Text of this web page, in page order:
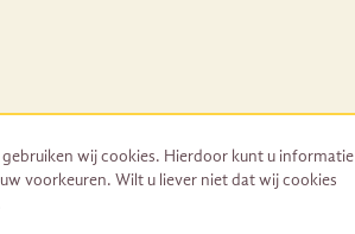
Duurzaam ontwikkeld door Go2People
wij cookies. Hierdoor kunt u informatie
voorkeuren. Wilt u liever niet dat wij cookies